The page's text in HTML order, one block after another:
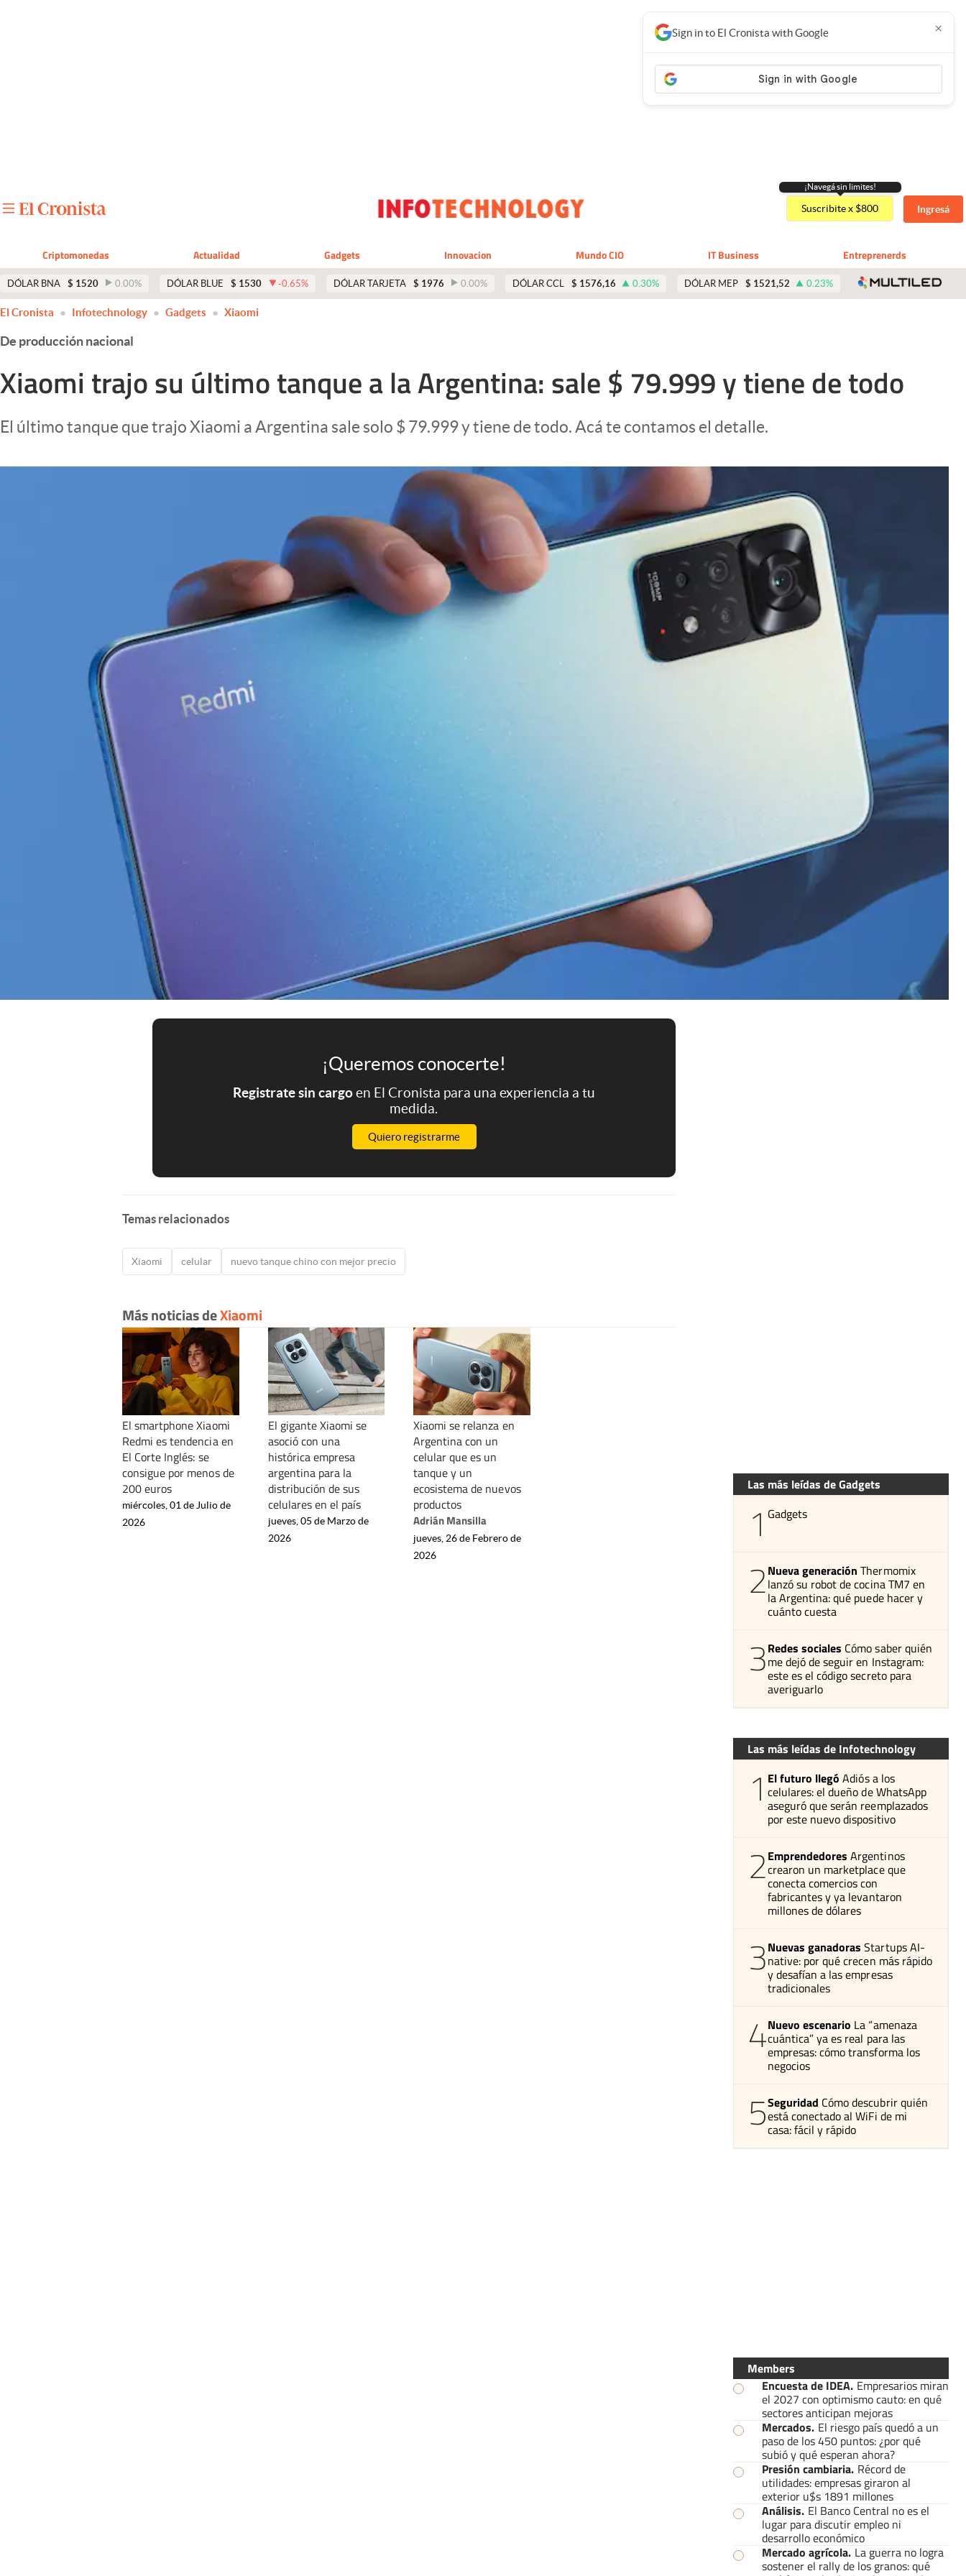
Apertura
Clima
El Cronista Studio
¡Navegá sin limites!
Suscribite x $800 Ingresá
Criptomonedas Actualidad Gadgets Innovacion Mundo CIO IT Business Entreprenerds
DÓLAR BNA $ 1520 0.00% DÓLAR BLUE $ 1530 -0.65% DÓLAR TARJETA $ 1976 0.00% DÓLAR CCL $ 1576,16 0.30% DÓLAR MEP $ 1521,52 0.23%
Sign in to El Cronista with Google ×
El Cronista Infotechnology Gadgets Xiaomi
De producción nacional
Xiaomi trajo su último tanque a la Argentina: sale $ 79.999 y tiene de todo
El último tanque que trajo Xiaomi a Argentina sale solo $ 79.999 y tiene de todo. Acá te contamos el detalle.
¡Queremos conocerte!
Registrate sin cargoen El Cronista para una experiencia a tu
medida.
Quiero registrarme
Temas relacionados
Xiaomi celular nuevo tanque chino con mejor precio
Más noticias deXiaomi
El smartphone Xiaomi
Redmi es tendencia en
El Corte Inglés: se
consigue por menos de
200 euros
miércoles, 01 de Julio de
2026
El gigante Xiaomi se
asoció con una
histórica empresa
argentina para la
distribución de sus
celulares en el país
jueves, 05 de Marzo de
2026
Xiaomi se relanza en
Argentina con un
celular que es un
tanque y un
ecosistema de nuevos
productos
Adrián Mansilla
jueves, 26 de Febrero de
2026
Las más leídas de Gadgets
1 Gadgets
2Nueva generación Thermomix
lanzó su robot de cocina TM7 en
la Argentina: qué puede hacer y
cuánto cuesta
3Redes sociales Cómo saber quién
me dejó de seguir en Instagram:
este es el código secreto para
averiguarlo
Las más leídas de Infotechnology
1 El futuro llegó Adiós a los
celulares: el dueño de WhatsApp
aseguró que serán reemplazados
por este nuevo dispositivo
2Emprendedores Argentinos
crearon un marketplace que
conecta comercios con
fabricantes y ya levantaron
millones de dólares
3Nuevas ganadoras Startups AI-
native: por qué crecen más rápido
y desafían a las empresas
tradicionales
4Nuevo escenario La “amenaza
cuántica” ya es real para las
empresas: cómo transforma los
negocios
5Seguridad Cómo descubrir quién
está conectado al WiFi de mi
casa: fácil y rápido
Members
Encuesta de IDEA. Empresarios miran
el 2027 con optimismo cauto: en qué
sectores anticipan mejoras
Mercados. El riesgo país quedó a un
paso de los 450 puntos: ¿por qué
subió y qué esperan ahora?
Presión cambiaria. Récord de
utilidades: empresas giraron al
exterior u$s 1891 millones
Análisis. El Banco Central no es el
lugar para discutir empleo ni
desarrollo económico
Mercado agrícola. La guerra no logra
sostener el rally de los granos: qué